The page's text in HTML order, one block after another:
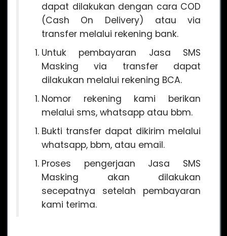
dapat dilakukan dengan cara COD
(Cash On Delivery) atau via
transfer melalui rekening bank.
Untuk pembayaran Jasa SMS
Masking via transfer dapat
dilakukan melalui rekening BCA.
Nomor rekening kami berikan
melalui sms, whatsapp atau bbm.
Bukti transfer dapat dikirim melalui
whatsapp, bbm, atau email.
Proses pengerjaan Jasa SMS
Masking akan dilakukan
secepatnya setelah pembayaran
kami terima.